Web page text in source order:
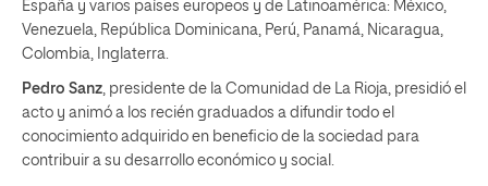
España y varios países europeos y de Latinoamérica: México,
Venezuela, República Dominicana, Perú, Panamá, Nicaragua,
Colombia, Inglaterra.
Pedro Sanz, presidente de la Comunidad de La Rioja, presidió el
acto y animó a los recién graduados a difundir todo el
conocimiento adquirido en beneficio de la sociedad para
contribuir a su desarrollo económico y social.